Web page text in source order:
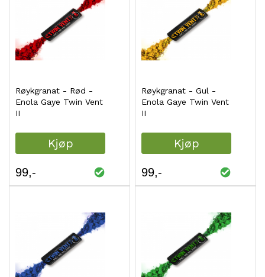
Røykgranat - Rød -
Enola Gaye Twin Vent
II
Kjøp
99
Røykgranat - Gul -
Enola Gaye Twin Vent
II
Kjøp
99